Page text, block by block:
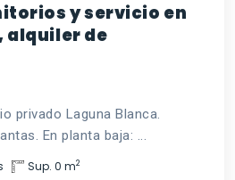
y servicio en
alquiler de
privado Laguna Blanca.
En planta baja: ...
Sup. 0 m2